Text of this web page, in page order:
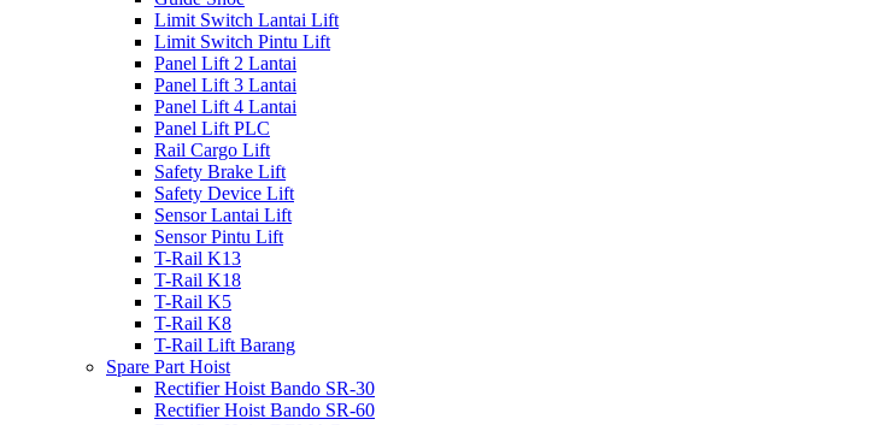
Limit Switch Lantai Lift
Limit Switch Pintu Lift
Panel Lift 2 Lantai
Panel Lift 3 Lantai
Panel Lift 4 Lantai
Panel Lift PLC
Rail Cargo Lift
Safety Brake Lift
Safety Device Lift
Sensor Lantai Lift
Sensor Pintu Lift
T-Rail K13
T-Rail K18
T-Rail K5
T-Rail K8
T-Rail Lift Barang
Spare Part Hoist
Rectifier Hoist Bando SR-30
Rectifier Hoist Bando SR-60